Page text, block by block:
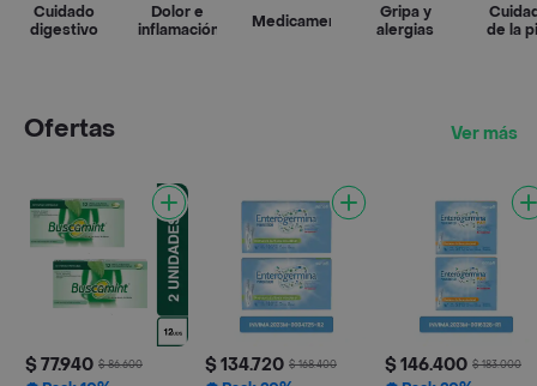
Cuidado
digestivo
Dolor e
inflamación
Medicamentos
Gripa y
alergias
de la
Ofertas Ver más
$ 77.940 $ 86.600 $ 134.720 $ 168.400 $ 146.400 $ 183.000